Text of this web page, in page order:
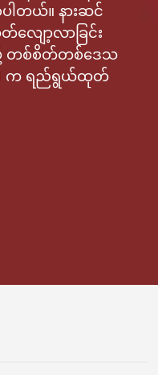
ါတယ်။ နားဆင်
လျော့လာခြင်း
တစ်စိတ်တစ်ဒေသ
က ရည်ရွယ်ထုတ်